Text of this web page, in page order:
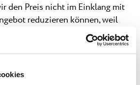
den Preis nicht im Einklang mit
reduzieren können, weil
Bedingungen nicht erfüllt
weiterhin Ihre bestehende
der